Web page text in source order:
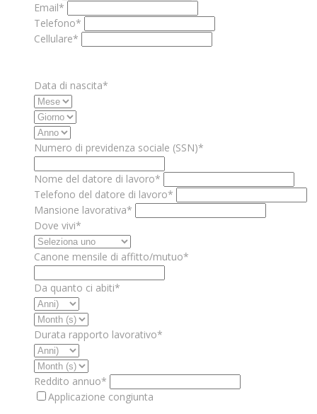
Email*
Telefono*
Cellulare*
Data di nascita*
Numero di previdenza sociale (SSN)*
Nome del datore di lavoro*
Telefono del datore di lavoro*
Mansione lavorativa*
Dove vivi*
Canone mensile di affitto/mutuo*
Da quanto ci abiti*
Durata rapporto lavorativo*
Reddito annuo*
Applicazione congiunta